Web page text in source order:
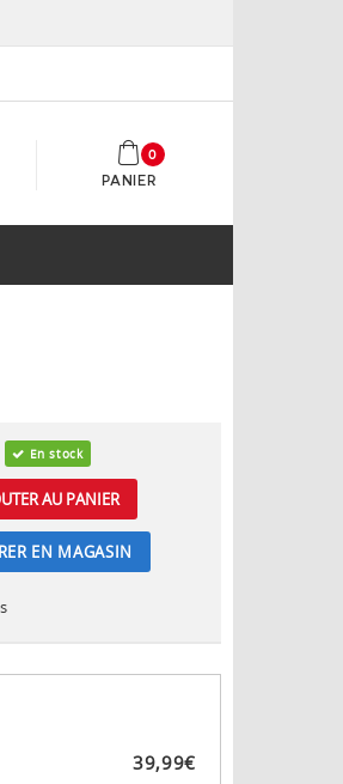
PANIER
0
En stock
AU PANIER
EN MAGASIN
39,99€